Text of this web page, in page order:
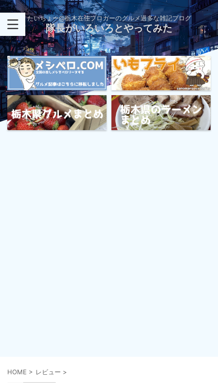
たいちょー@栃木在住ブロガーのグルメ過多な雑記ブログ
隊長がいろいろとやってみた
HOME > レビュー >